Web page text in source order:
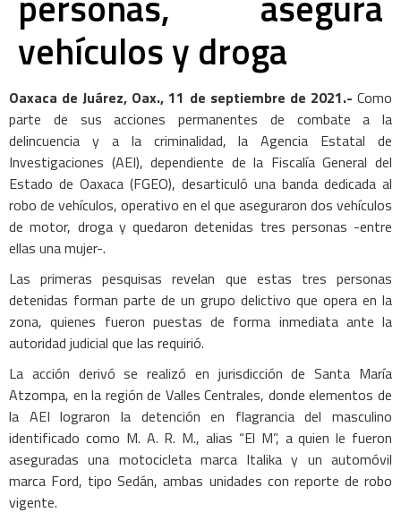
vehículos y droga
Oaxaca de Juárez, Oax., 11 de septiembre de 2021.- Como
parte de sus acciones permanentes de combate a la
delincuencia y a la criminalidad, la Agencia Estatal de
Investigaciones (AEI), dependiente de la Fiscalía General del
Estado de Oaxaca (FGEO), desarticuló una banda dedicada al
robo de vehículos, operativo en el que aseguraron dos vehículos
de motor, droga y quedaron detenidas tres personas -entre
ellas una mujer-.
Las primeras pesquisas revelan que estas tres personas
detenidas forman parte de un grupo delictivo que opera en la
zona, quienes fueron puestas de forma inmediata ante la
autoridad judicial que las requirió.
La acción derivó se realizó en jurisdicción de Santa María
Atzompa, en la región de Valles Centrales, donde elementos de
la AEI lograron la detención en flagrancia del masculino
identificado como M. A. R. M., alias “El M”, a quien le fueron
aseguradas una motocicleta marca Italika y un automóvil
marca Ford, tipo Sedán, ambas unidades con reporte de robo
vigente.